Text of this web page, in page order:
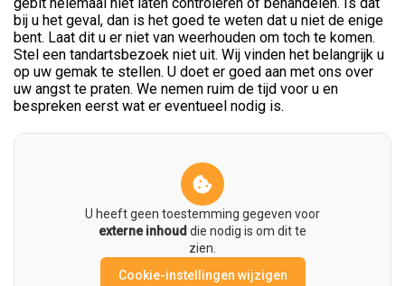
bij u het geval, dan is het goed te weten dat u niet de enige
bent. Laat dit u er niet van weerhouden om toch te komen.
Stel een tandartsbezoek niet uit. Wij vinden het belangrijk u
op uw gemak te stellen. U doet er goed aan met ons over
uw angst te praten. We nemen ruim de tijd voor u en
bespreken eerst wat er eventueel nodig is.
U heeft geen toestemming gegeven voor
externe inhoud die nodig is om dit te
zien.
Cookie-instellingen wijzigen